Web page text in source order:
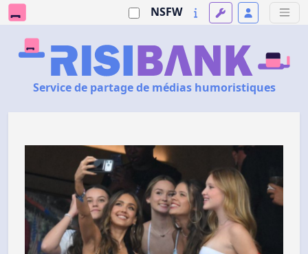
NSFW
Service de partage de médias humoristiques